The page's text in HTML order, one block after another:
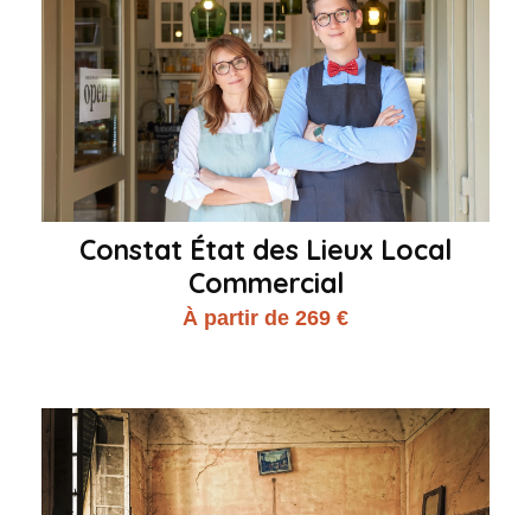
Constat État des Lieux Local
Commercial
À partir de 269 €